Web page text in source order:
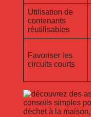
Utilisation de
contenants
réutilisables
Favoriser les
circuits courts